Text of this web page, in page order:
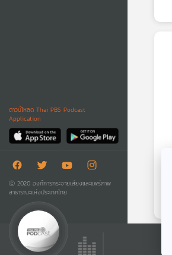
ดาวน์โหลด Thai PBS Podcast
Application
Ⓒ 2020 องค์การกระจายเสียงและแพร่ภาพ
สาธารณะแห่งประเทศไทย